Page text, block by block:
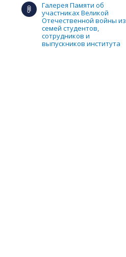
Галерея Памяти об
участниках Великой
Отечественной войны из
семей студентов,
сотрудников и
выпускников института